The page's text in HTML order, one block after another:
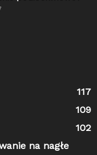
117
109
102
na nagłe